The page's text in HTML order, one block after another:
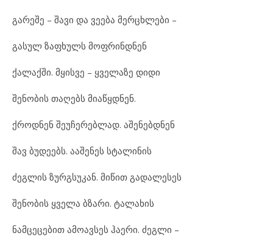
გარეშე – შავი და ვეება მერცხლები –
გასულ ზაფხულს მოფრინდნენ
ქალაქში. მყისვე – ყველაზე დიდი
შენობის თაღებს მიაწყდნენ.
ქროდნენ შეუჩერებლად. აშენებდნენ
შავ ბუდეებს. ააშენეს სტალინის
ძეგლის ზურგსუკან. მიწით გადალესეს
შენობის ყველა ბზარი. ტალახის
ნამცეცებით ამოავსეს ჰაერი. ძეგლი –